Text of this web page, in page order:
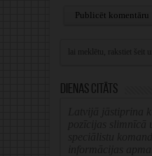
Dienas citāts